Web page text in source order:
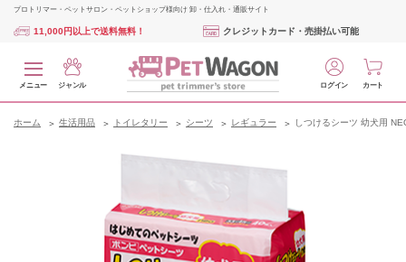
プロトリマー・ペットサロン・ペットショップ様向け 卸・仕入れ・通販サイト
11,000円以上で送料無料！ クレジットカード・売掛払い可能
メニュー ジャンル ログイン カート
ホーム 生活用品 トイレタリー シーツ レギュラー しつけるシーツ 幼犬用